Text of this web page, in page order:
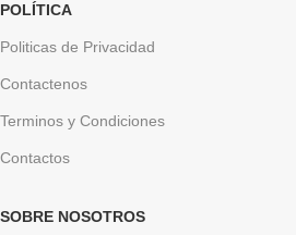
POLÍTICA
Politicas de Privacidad
Contactenos
Terminos y Condiciones
Contactos
SOBRE NOSOTROS